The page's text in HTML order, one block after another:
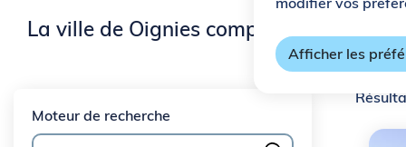
Afficher les
La ville de Oignies compte de nombreux
attachée
Moteur de recherche